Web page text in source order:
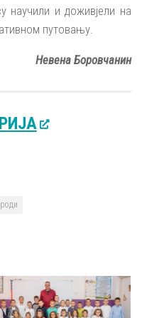
научили и доживјели на
путовању.
Невена Боровчанин